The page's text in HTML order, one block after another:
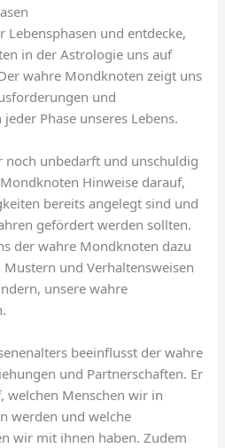
Lebensphasen und entdecke,
in der Astrologie uns auf
wahre Mondknoten zeigt uns
und
Phase unseres Lebens.
unbedarft und unschuldig
Hinweise darauf,
bereits angelegt sind und
gefördert werden sollten.
der wahre Mondknoten dazu
und Verhaltensweisen
unsere wahre
beeinflusst der wahre
und Partnerschaften. Er
welchen Menschen wir in
werden und welche
wir mit ihnen haben. Zudem